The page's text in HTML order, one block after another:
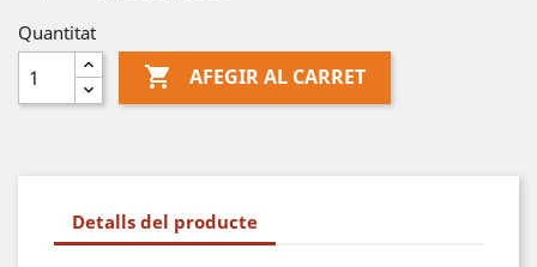
Quantitat
 AFEGIR AL CARRET
Detalls del producte